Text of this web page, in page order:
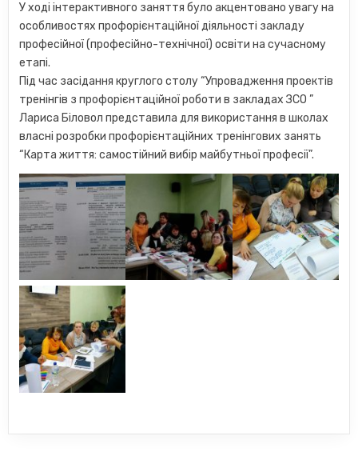
У ході інтерактивного заняття було акцентовано увагу на
особливостях профорієнтаційної діяльності закладу
професійної (професійно-технічної) освіти на сучасному
етапі.
Під час засідання круглого столу “Упровадження проектів
тренінгів з профорієнтаційної роботи в закладах ЗСО ”
Лариса Біловол представила для використання в школах
власні розробки профорієнтаційних тренінгових занять
“Карта життя: самостійний вибір майбутньої професії”.